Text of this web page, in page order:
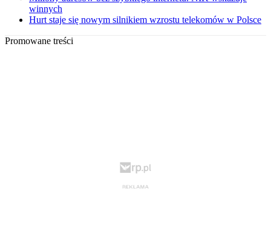
winnych
Hurt staje się nowym silnikiem wzrostu telekomów w Polsce
Promowane treści